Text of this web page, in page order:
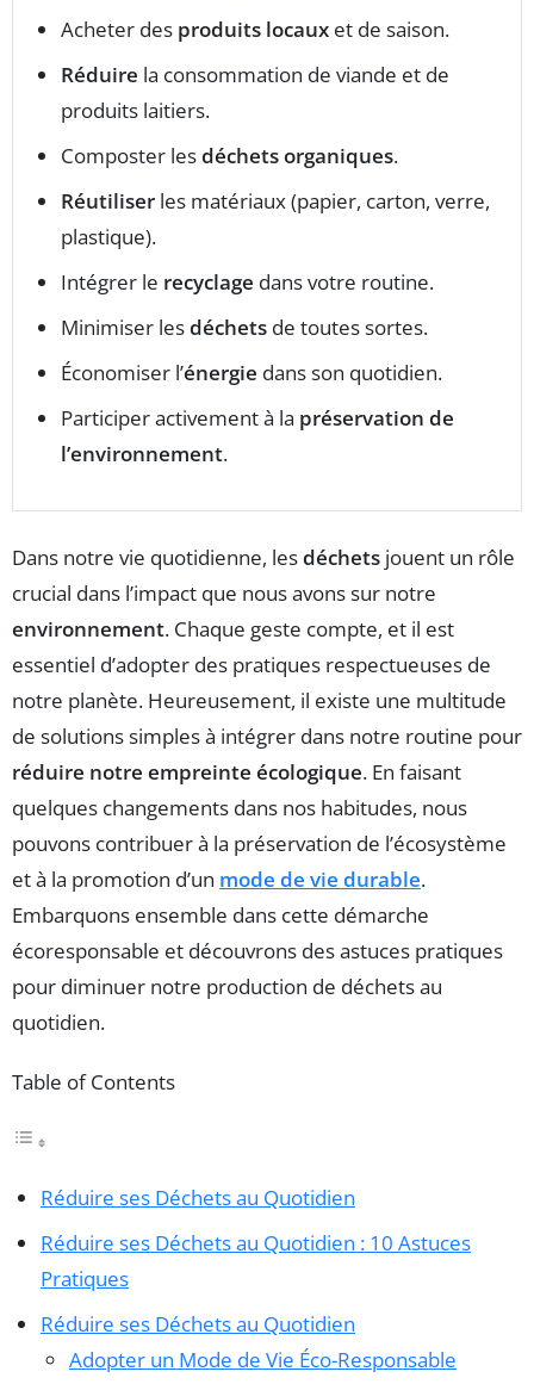
Acheter des produits locaux et de saison.
Réduire la consommation de viande et de
produits laitiers.
Composter lesdéchets organiques.
Réutiliser les matériaux (papier, carton, verre,
plastique).
Intégrer le recyclage dans votre routine.
Minimiser lesdéchets de toutes sortes.
Économiser l’énergie dans son quotidien.
Participer activement à la préservation de
l’environnement.
Dans notre vie quotidienne, lesdéchets jouent un rôle
crucial dans l’impact que nous avons sur notre
environnement. Chaque geste compte, et il est
essentiel d’adopter des pratiques respectueuses de
notre planète. Heureusement, il existe une multitude
de solutions simples à intégrer dans notre routine pour
réduire notre empreinte écologique. En faisant
quelques changements dans nos habitudes, nous
pouvons contribuer à la préservation de l’écosystème
et à la promotion d’un mode de vie durable.
Embarquons ensemble dans cette démarche
écoresponsable et découvrons des astuces pratiques
pour diminuer notre production de déchets au
quotidien.
Table of Contents
Réduire ses Déchets au Quotidien
Réduire ses Déchets au Quotidien : 10 Astuces
Pratiques
Réduire ses Déchets au Quotidien
Adopter un Mode de Vie Éco-Responsable